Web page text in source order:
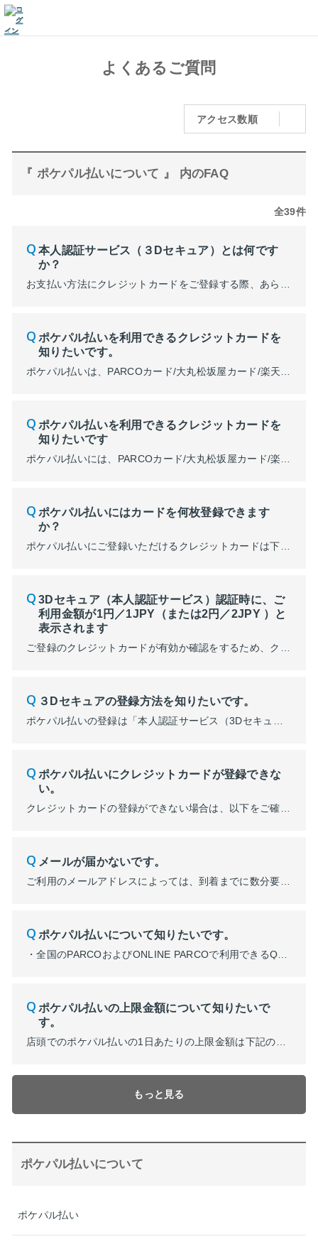
よくあるご質問
アクセス数順
『 ポケパル払いについて 』 内のFAQ
全39件
本人認証サービス（３Dセキュア）とは何です
か？
ポケパル払いを利用できるクレジットカードを
知りたいです。
ポケパル払いを利用できるクレジットカードを
知りたいです
ポケパル払いにはカードを何枚登録できます
か？
3Dセキュア（本人認証サービス）認証時に、ご
利用金額が1円／1JPY（または2円／2JPY ）と
表示されます
３Dセキュアの登録方法を知りたいです。
ポケパル払いにクレジットカードが登録できな
い。
メールが届かないです。
ポケパル払いについて知りたいです。
ポケパル払いの上限金額について知りたいで
す。
もっと見る
ポケパル払いについて
ポケパル払い